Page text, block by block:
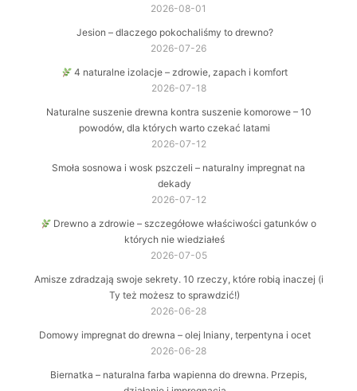
2026-08-01
Jesion – dlaczego pokochaliśmy to drewno?
2026-07-26
4 naturalne izolacje – zdrowie, zapach i komfort
2026-07-18
Naturalne suszenie drewna kontra suszenie komorowe – 10
powodów, dla których warto czekać latami
2026-07-12
Smoła sosnowa i wosk pszczeli – naturalny impregnat na
dekady
2026-07-12
Drewno a zdrowie – szczegółowe właściwości gatunków o
których nie wiedziałeś
2026-07-05
Amisze zdradzają swoje sekrety. 10 rzeczy, które robią inaczej (i
Ty też możesz to sprawdzić!)
2026-06-28
Domowy impregnat do drewna – olej lniany, terpentyna i ocet
2026-06-28
Biernatka – naturalna farba wapienna do drewna. Przepis,